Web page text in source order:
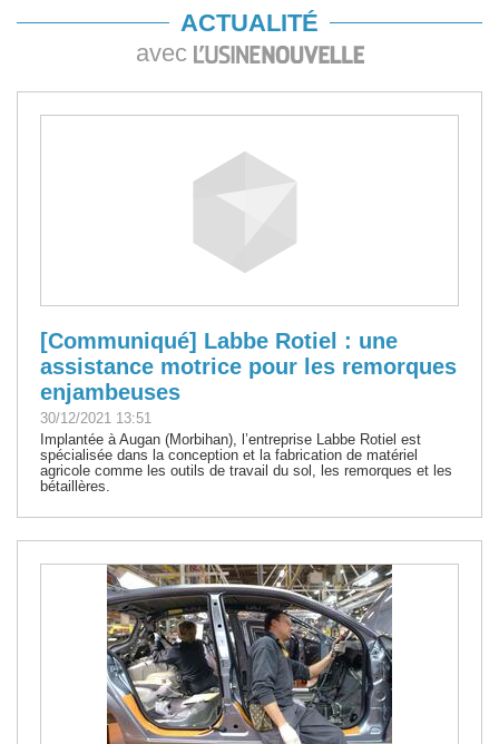
ACTUALITÉ
avec
[Communiqué] Labbe Rotiel : une
assistance motrice pour les remorques
enjambeuses
30/12/2021 13:51
Implantée à Augan (Morbihan), l’entreprise Labbe Rotiel est
spécialisée dans la conception et la fabrication de matériel
agricole comme les outils de travail du sol, les remorques et les
bétaillères.